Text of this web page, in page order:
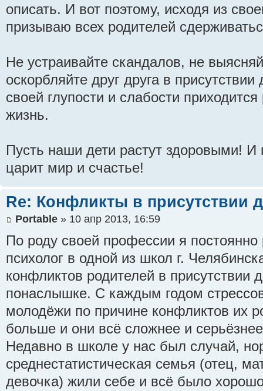
описать. И вот поэтому, исходя из
призываю всех родителей
Не устраивайте скандалов, не
оскорбляйте друг друга в
своей глупости и слабости
жизнь.
Пусть наши дети растут здоровыми! И
царит мир и счастье!
Re: Конфликты в присутствии
Portable » 10 апр 2013, 16:59
По роду своей профессии я
психолог в одной из школ г.
конфликтов родителей в присутствии
понаслышке. С каждым годом
молодёжи по причине конфликтов их
больше и они всё сложнее и
Недавно в школе у нас был случай,
среднестатистическая семья (отец,
девочка) жили себе и всё было